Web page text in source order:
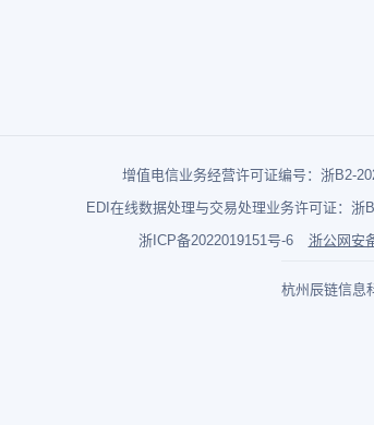
增值电信业务经营许可证编号：浙B2-
EDI在线数据处理与交易处理业务许可证：浙
浙ICP备2022019151号-6
浙公网安
杭州辰链信息